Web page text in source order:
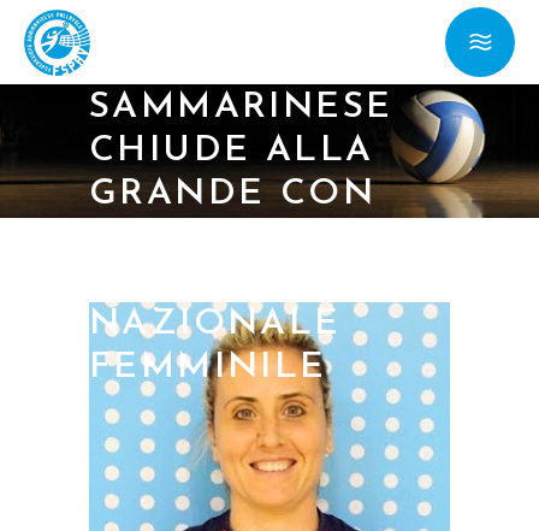
SAMMARINESE
CHIUDE ALLA
GRANDE CON
NAZIONALE
FEMMINILE